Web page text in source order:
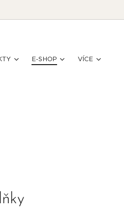
E-SHOP VÍCE